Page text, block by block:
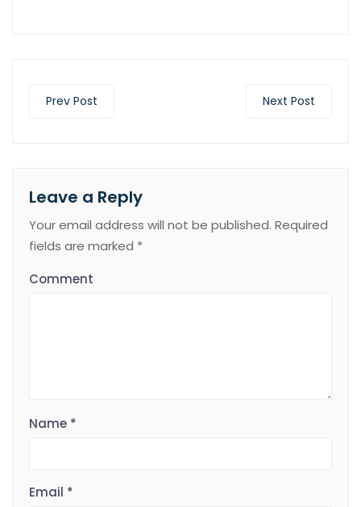
Prev Post Next Post
Leave a Reply
Your email address will not be published. Required
fields are marked *
Comment
Name *
Email *